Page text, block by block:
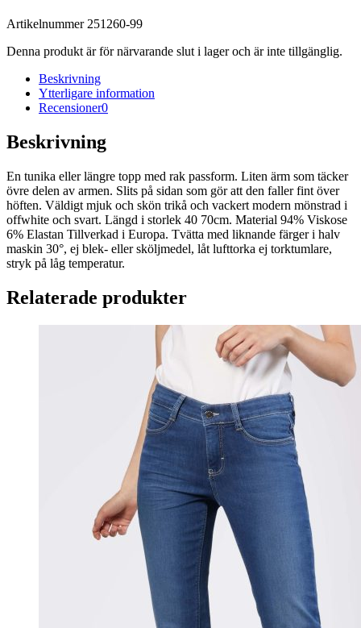
Artikelnummer 251260-99
Denna produkt är för närvarande slut i lager och är inte tillgänglig.
Beskrivning
Ytterligare information
Recensioner0
Beskrivning
En tunika eller längre topp med rak passform. Liten ärm som täcker
övre delen av armen. Slits på sidan som gör att den faller fint över
höften. Väldigt mjuk och skön trikå och vackert modern mönstrad i
offwhite och svart. Längd i storlek 40 70cm. Material 94% Viskose
6% Elastan Tillverkad i Europa. Tvätta med liknande färger i halv
maskin 30°, ej blek- eller sköljmedel, låt lufttorka ej torktumlare,
stryk på låg temperatur.
Relaterade produkter